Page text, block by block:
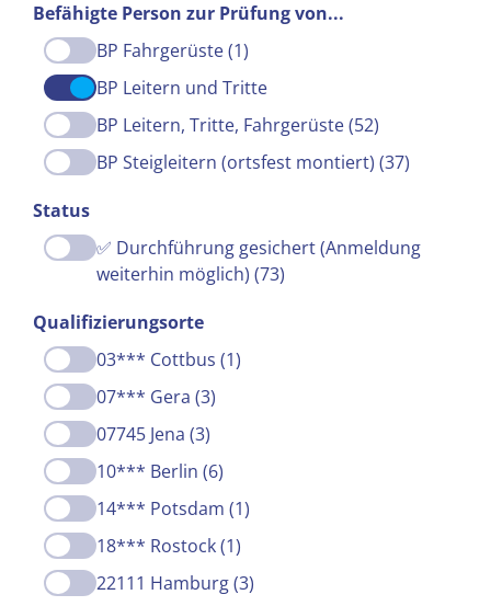
Befähigte Person zur Prüfung von...
BP Fahrgerüste (1)
BP Leitern und Tritte
BP Leitern, Tritte, Fahrgerüste (52)
BP Steigleitern (ortsfest montiert) (37)
Status
✅ Durchführung gesichert (Anmeldung
weiterhin möglich) (73)
Qualifizierungsorte
03*** Cottbus (1)
07*** Gera (3)
07745 Jena (3)
10*** Berlin (6)
14*** Potsdam (1)
18*** Rostock (1)
22111 Hamburg (3)